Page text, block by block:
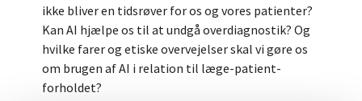
ikke bliver en tidsrøver for os og vores patienter?
Kan AI hjælpe os til at undgå overdiagnostik? Og
hvilke farer og etiske overvejelser skal vi gøre os
om brugen af AI i relation til læge-patient-
forholdet?